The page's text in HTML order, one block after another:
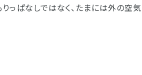
りっぱなしではなく、たまには外の空